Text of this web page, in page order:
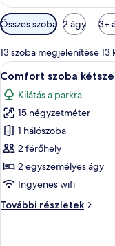
Szobákhoz
rendelkezésre
álló
szűrők
Összes szoba 2 ágy 3+
13 szoba megjelenítése 13
A
következő
szoba
összes
képének
megtekintése:
Comfort
szoba
kétszemélyes
ággyal,
5
Comfort szoba
Kilátás a parkra
15 négyzetméter
1 hálószoba
2 férőhely
2 egyszemélyes ágy
Ingyenes wifi
További részletek
Comfort